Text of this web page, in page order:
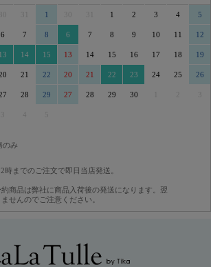
1
6 7 8
13 14 15
21 22
28 29
5
1 2 3 4 5
6 7 8 9 10 11 12
13 14 15 16 17 18 19
20 21 22 23 24 25 26
27 28 29 30
のみ
までのご注文で即日当店発送。
商品は弊社に商品入荷後の発送になります。翌
せんのでご注意ください。